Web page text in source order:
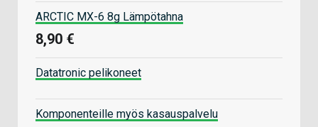
ARCTIC MX-6 8g Lämpötahna
8,90 €
Datatronic pelikoneet
Komponenteille myös kasauspalvelu